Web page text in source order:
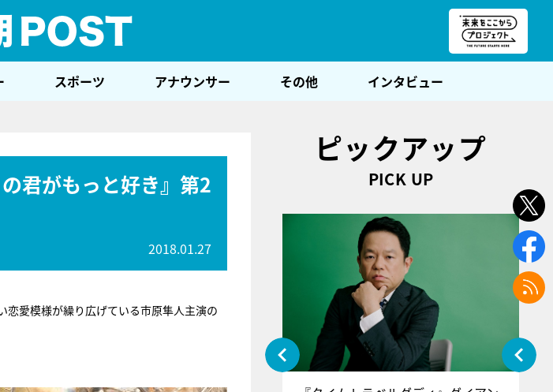
スポーツ アナウンサー その他 インタビュー
君がもっと好き』第2
2018.01.27
恋愛模様が繰り広げている市原隼人主演の
ピックアップ
PICK UP